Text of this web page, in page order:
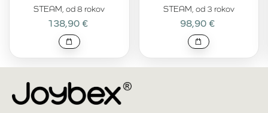
STEAM, od 8 rokov
138,90 €
STEAM, od 3 rokov
98,90 €